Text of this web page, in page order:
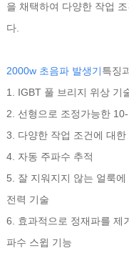
을 채택하여 다양한 작업
다.
2000w 초음파 발생기특징
1. IGBT 풀 브리지 위상 기
2. 선형으로 조정가능한
3. 다양한 작업 조건에 대한
4. 자동 주파수 추적
5. 잘 지워지지 않는 얼룩
전력 기술
6. 효과적으로 정재파를 제
파수 스윕 기능